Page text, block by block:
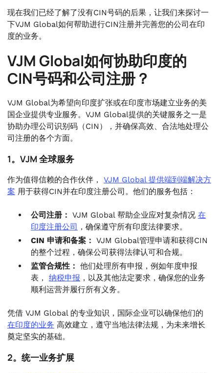
现在我们已经了解了没有CIN号码的后果，让我们来探讨一
下VJM Global如何帮助进行CIN注册并完善您的公司在印
度的业务。
VJM Global如何协助印度的
CIN号码和公司注册？
VJM Global为希望向印度扩张或在印度市场建立业务的美
国企业提供专业服务。VJM Global提供的关键服务之一是
协助办理公司识别码（CIN），并确保高效、合法地处理公
司注册的各个方面。
1。VJM 全球服务
作为值得信赖的合作伙伴， VJM Global 提供端到端解决方
案 用于获得CIN并在印度注册公司。他们的服务包括：
公司注册： VJM Global 帮助企业应对复杂情况 在
印度注册公司 ，确保遵守所有印度法律要求。
CIN 申请和备案： VJM Global管理申请和获得CIN
的整个过程，确保公司获得法律认可和合规。
监管合规性： 他们处理所有申报，例如年度申报
表， 纳税申报 ，以及其他法定要求，确保您的业务
顺利运营并履行所有义务。
凭借 VJM Global 的专业知识，国际企业可以确保他们的
在印度的业务 高效建立，遵守当地法律法规，为未来增长
奠定坚实的基础。
2。统一业务扩展